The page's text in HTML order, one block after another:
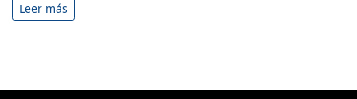
Leer más